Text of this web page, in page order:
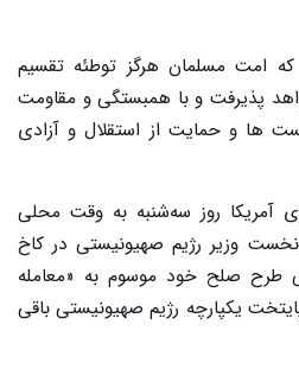
که امت مسلمان هرگز توطئه تقسیم
پذیرفت و با همبستگی و مقاومت
ها و حمایت از استقلال و آزادی
آمریکا روز سه‌شنبه به وقت محلی
نخست وزیر رژیم صهیونیستی در کاخ
طرح صلح خود موسوم به «معامله
یکپارچه رژیم صهیونیستی باقی